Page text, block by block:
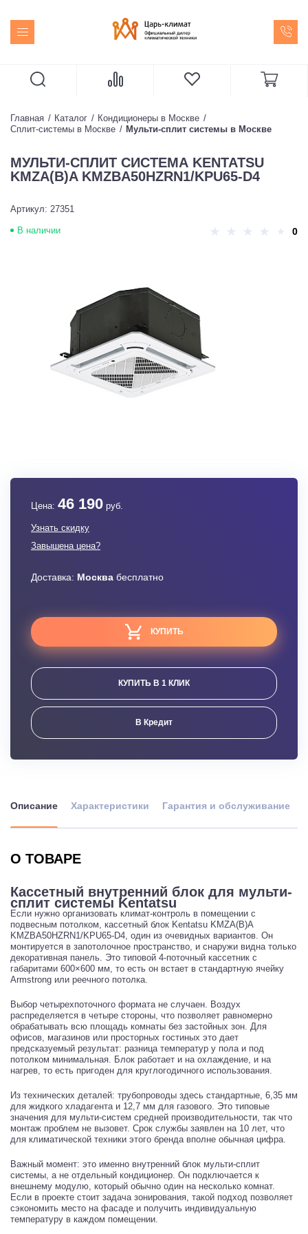
Главная Каталог
Кондиционеры в Москве
Сплит-системы в Москве
Мульти-сплит системы в Москве
МУЛЬТИ-СПЛИТ СИСТЕМА KENTATSU
KMZA(B)A KMZBA50HZRN1/KPU65-D4
Артикул: 27351
В наличии 0
Цена: 46 190 руб.
Узнать скидку
Завышена цена?
Доставка: Москва бесплатно
КУПИТЬ
КУПИТЬ В 1 КЛИК
В Кредит
Описание Характеристики Гарантия и обслуживание
О ТОВАРЕ
Кассетный внутренний блок для мульти-
сплит системы Kentatsu
Если нужно организовать климат-контроль в помещении с
подвесным потолком, кассетный блок Kentatsu KMZA(B)A
KMZBA50HZRN1/KPU65-D4, один из очевидных вариантов. Он
монтируется в запотолочное пространство, и снаружи видна только
декоративная панель. Это типовой 4-поточный кассетник с
габаритами 600×600 мм, то есть он встает в стандартную ячейку
Armstrong или реечного потолка.
Выбор четырехпоточного формата не случаен. Воздух
распределяется в четыре стороны, что позволяет равномерно
обрабатывать всю площадь комнаты без застойных зон. Для
офисов, магазинов или просторных гостиных это дает
предсказуемый результат: разница температур у пола и под
потолком минимальная. Блок работает и на охлаждение, и на
нагрев, то есть пригоден для круглогодичного использования.
Из технических деталей: трубопроводы здесь стандартные, 6,35 мм
для жидкого хладагента и 12,7 мм для газового. Это типовые
значения для мульти-систем средней производительности, так что
монтаж проблем не вызовет. Срок службы заявлен на 10 лет, что
для климатической техники этого бренда вполне обычная цифра.
Важный момент: это именно внутренний блок мульти-сплит
системы, а не отдельный кондиционер. Он подключается к
внешнему модулю, который обычно один на несколько комнат.
Если в проекте стоит задача зонирования, такой подход позволяет
сэкономить место на фасаде и получить индивидуальную
температуру в каждом помещении.